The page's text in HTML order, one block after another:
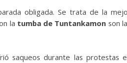
obligada. Se trata de la
la tumba de Tuntankamon son
saqueos durante las protestas